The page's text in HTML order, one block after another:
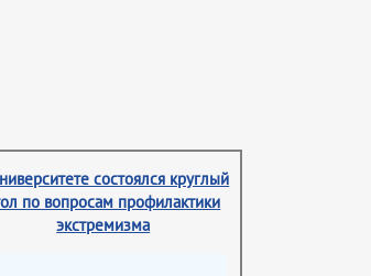
состоялся круглый
по вопросам профилактики
экстремизма